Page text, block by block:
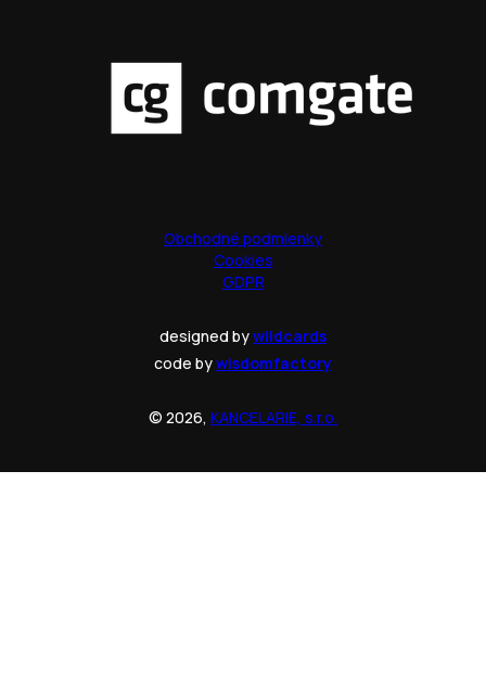
Obchodné podmienky
Cookies
GDPR
designed bywildcards
code bywisdomfactory
© 2026, KANCELARIE, s.r.o.